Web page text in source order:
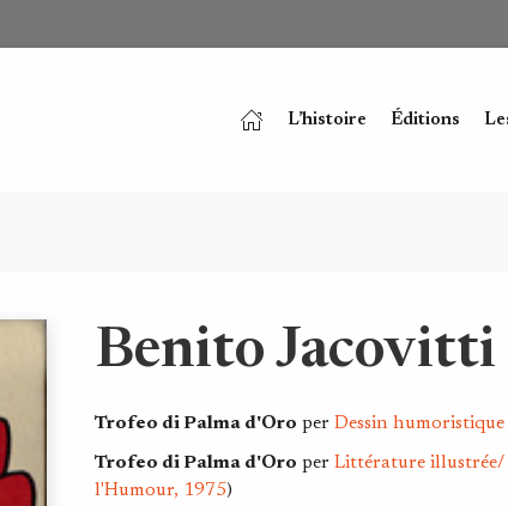
L’histoire Éditions
Benito Jacovitti
Trofeo di Palma d'Oro perDessin humoristique
Trofeo di Palma d'Oro perLittérature illustrée/
l'Humour, 1975)